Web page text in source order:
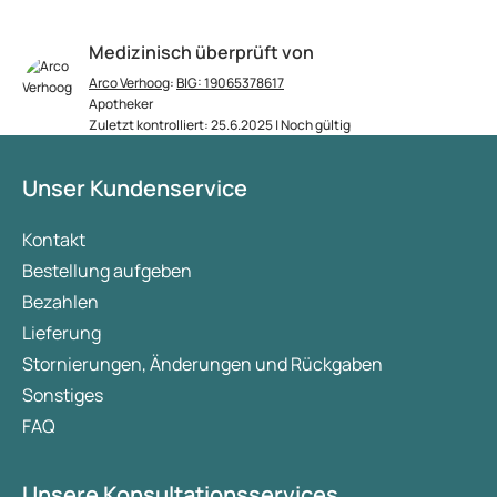
Medizinisch überprüft von
Arco Verhoog:BIG: 19065378617
Apotheker
Zuletzt kontrolliert: 25.6.2025 | Noch gültig
Unser Kundenservice
Kontakt
Bestellung aufgeben
Bezahlen
Lieferung
Stornierungen, Änderungen und Rückgaben
Sonstiges
FAQ